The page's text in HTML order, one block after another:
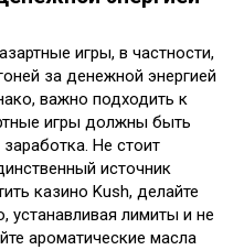
игры, в частности,
за денежной энергией
важно подходить к
игры должны быть
Не стоит
источник
казино Kush, делайте
устанавливая лимиты и не
ароматические масла